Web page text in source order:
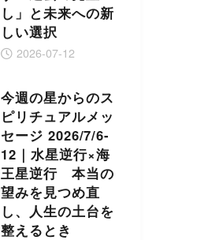
し」と未来への新
しい選択
2026-07-12
今週の星からのス
ピリチュアルメッ
セージ 2026/7/6-
12｜水星逆行×海
王星逆行 本当の
望みを見つめ直
し、人生の土台を
整えるとき